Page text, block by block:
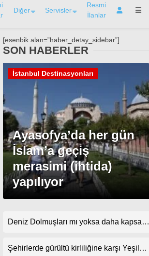
Diğer Servisler
Resmi
İlanlar
[esenbik alan=”haber_detay_sidebar”]
SON HABERLER
Ayasofya’da her gün
İslam’a geçiş
merasimi (ihtida)
yapılıyor
İstanbul Destinasyonları
Deniz Dolmuşları mı yoksa daha kapsamlı
Şehirlerde gürültü kirliliğine karşı Yeşil